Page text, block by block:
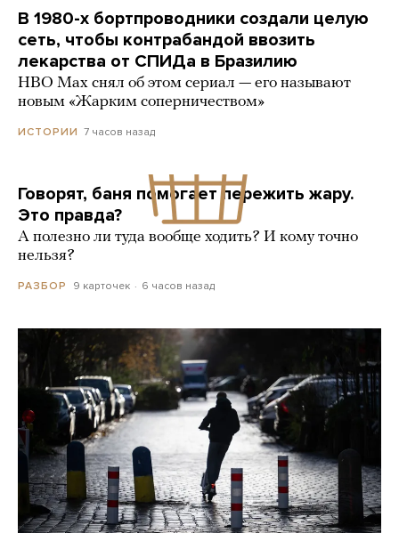
В 1980-х бортпроводники создали целую
сеть, чтобы контрабандой ввозить
лекарства от СПИДа в Бразилию
HBO Max снял об этом сериал — его называют
новым «Жарким соперничеством»
ИСТОРИИ 7 часов назад
Говорят, баня помогает пережить жару.
Это правда?
А полезно ли туда вообще ходить? И кому точно
нельзя?
РАЗБОР 9 карточек 6 часов назад